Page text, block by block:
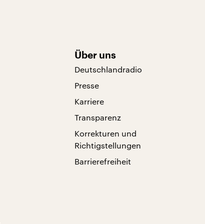
Über uns
Deutschlandradio
Presse
Karriere
Transparenz
Korrekturen und
Richtigstellungen
Barrierefreiheit